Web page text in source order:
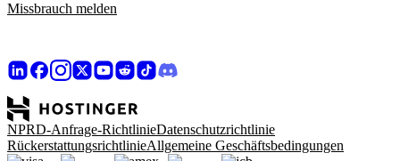
Missbrauch melden
NPRD-Anfrage-RichtlinieDatenschutzrichtlinie
RückerstattungsrichtlinieAllgemeine Geschäftsbedingungen